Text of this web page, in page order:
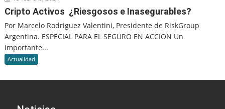
Cripto Activos ¿Riesgosos e Inasegurables?
Por Marcelo Rodriguez Valentini, Presidente de RiskGroup
Argentina. ESPECIAL PARA EL SEGURO EN ACCION Un
importante...
Actualidad